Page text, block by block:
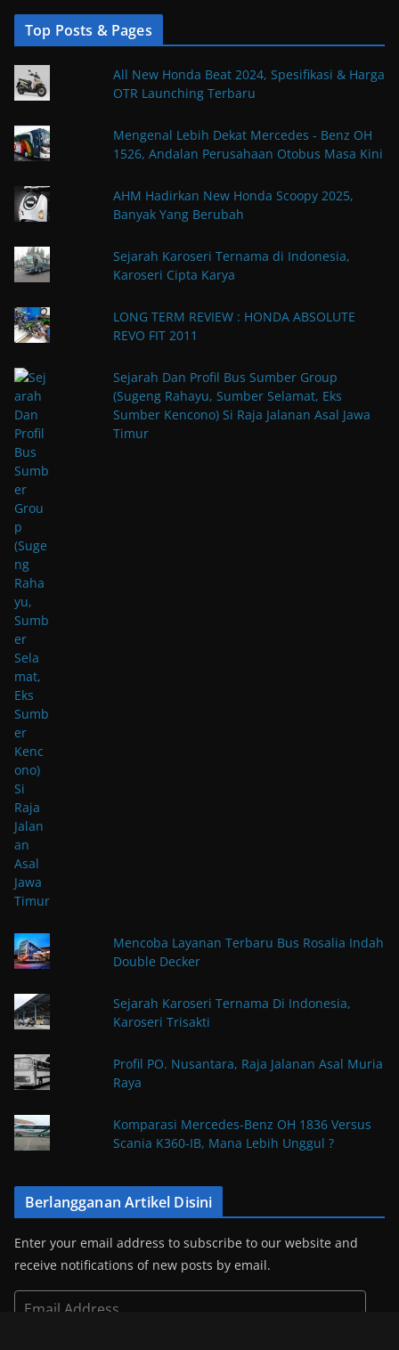
Top Posts & Pages
All New Honda Beat 2024, Spesifikasi & Harga
OTR Launching Terbaru
Mengenal Lebih Dekat Mercedes - Benz OH
1526, Andalan Perusahaan Otobus Masa Kini
AHM Hadirkan New Honda Scoopy 2025,
Banyak Yang Berubah
Sejarah Karoseri Ternama di Indonesia,
Karoseri Cipta Karya
LONG TERM REVIEW : HONDA ABSOLUTE
REVO FIT 2011
Sejarah Dan Profil Bus Sumber Group
(Sugeng Rahayu, Sumber Selamat, Eks
Sumber Kencono) Si Raja Jalanan Asal Jawa
Timur
Mencoba Layanan Terbaru Bus Rosalia Indah
Double Decker
Sejarah Karoseri Ternama Di Indonesia,
Karoseri Trisakti
Profil PO. Nusantara, Raja Jalanan Asal Muria
Raya
Komparasi Mercedes-Benz OH 1836 Versus
Scania K360-IB, Mana Lebih Unggul ?
Berlangganan Artikel Disini
Enter your email address to subscribe to our website and
receive notifications of new posts by email.